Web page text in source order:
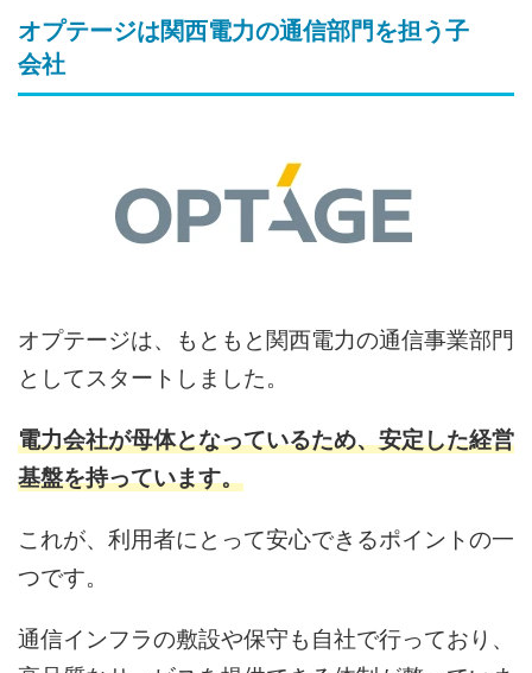
オプテージは関西電力の通信部門を担う子
会社
オプテージは、もともと関西電力の通信事業部門
としてスタートしました。
電力会社が母体となっているため、安定した経営
基盤を持っています。
これが、利用者にとって安心できるポイントの一
つです。
通信インフラの敷設や保守も自社で行っており、